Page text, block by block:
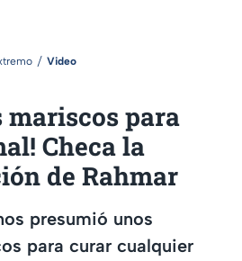
Video
mariscos para
Checa la
de Rahmar
presumió unos
para curar cualquier